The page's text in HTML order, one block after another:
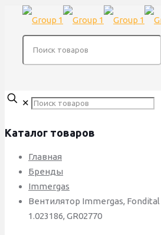
✕
Каталог товаров
Главная
Бренды
Immergas
Вентилятор Immergas, Fondital
1.023186, GR02770